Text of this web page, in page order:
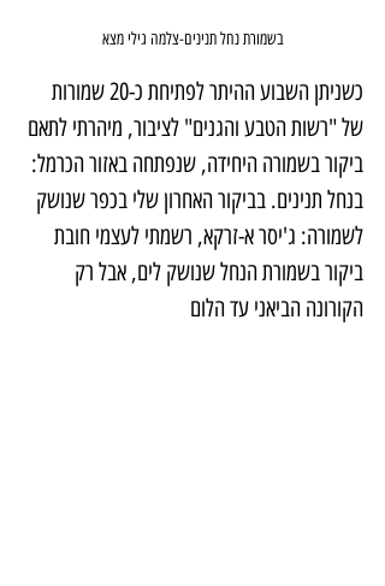
בשמורת נחל תנינים-צלמה גילי מצא
כשניתן השבוע ההיתר לפתיחת כ-20 שמורות
של "רשות הטבע והגנים" לציבור, מיהרתי לתאם
ביקור בשמורה היחידה, שנפתחה באזור הכרמל:
בנחל תנינים. בביקור האחרון שלי בכפר שנושק
לשמורה: ג'יסר א-זרקא, רשמתי לעצמי חובת
ביקור בשמורת הנחל שנושק לים, אבל רק
הקורונה הביאני עד הלום